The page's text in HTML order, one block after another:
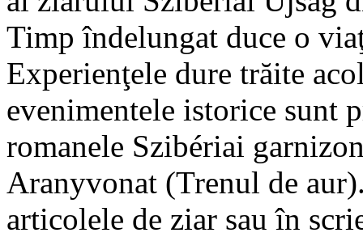
Timp îndelungat duce o
Experienţele dure trăite
evenimentele istorice sunt
romanele Szibériai
Aranyvonat (Trenul de
articolele de ziar sau în